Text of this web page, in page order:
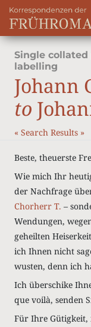
Single
labelling
Johann
to
« Search Results »
Beste, theuerste
Wie mich Ihr
der Nachfrage
Chorherr T. –
Wendungen,
geheilten
ich Ihnen nicht
wusten, denn ich
Ich überschike
que voilà, senden
Für Ihre